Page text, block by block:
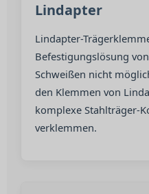
Lindapter
Lindapter-
Befestigungslösung
Schweißen nicht
den Klemmen von
komplexe Stahlträger-
verklemmen.